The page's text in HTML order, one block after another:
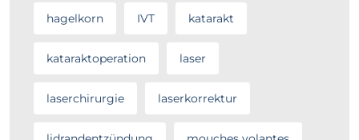
hagelkorn IVT katarakt
kataraktoperation laser
laserchirurgie laserkorrektur